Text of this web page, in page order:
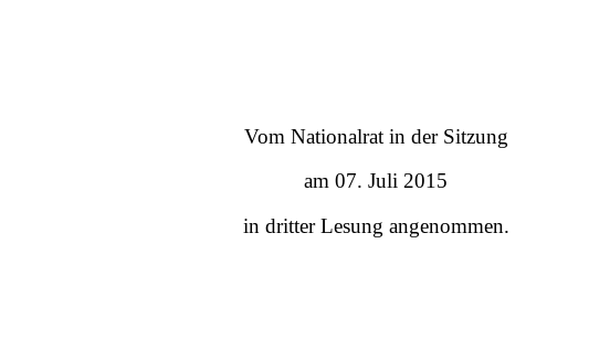
Vom Nationalrat in der Sitzung
am 07. Juli 2015
in dritter Lesung angenommen.